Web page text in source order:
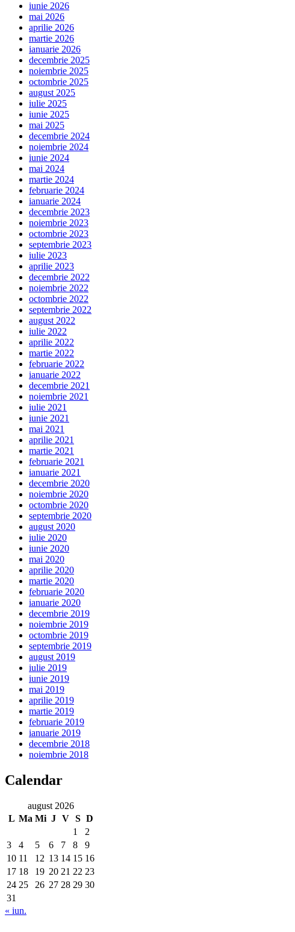
iunie 2026
mai 2026
aprilie 2026
martie 2026
ianuarie 2026
decembrie 2025
noiembrie 2025
octombrie 2025
august 2025
iulie 2025
iunie 2025
mai 2025
decembrie 2024
noiembrie 2024
iunie 2024
mai 2024
martie 2024
februarie 2024
ianuarie 2024
decembrie 2023
noiembrie 2023
octombrie 2023
septembrie 2023
iulie 2023
aprilie 2023
decembrie 2022
noiembrie 2022
octombrie 2022
septembrie 2022
august 2022
iulie 2022
aprilie 2022
martie 2022
februarie 2022
ianuarie 2022
decembrie 2021
noiembrie 2021
iulie 2021
iunie 2021
mai 2021
aprilie 2021
martie 2021
februarie 2021
ianuarie 2021
decembrie 2020
noiembrie 2020
octombrie 2020
septembrie 2020
august 2020
iulie 2020
iunie 2020
mai 2020
aprilie 2020
martie 2020
februarie 2020
ianuarie 2020
decembrie 2019
noiembrie 2019
octombrie 2019
septembrie 2019
august 2019
iulie 2019
iunie 2019
mai 2019
aprilie 2019
martie 2019
februarie 2019
ianuarie 2019
decembrie 2018
noiembrie 2018
Calendar
august 2026
L Ma Mi J V S D
1
2
3
4 5 6 7 8
9
10 11 12 13 14 15 16
17 18 19 20 21 22 23
24 25 26 27 28 29 30
31
« iun.